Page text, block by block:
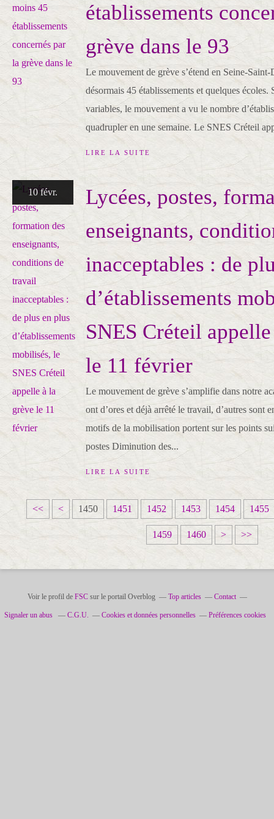
établissements
grève dans le 93
Le mouvement de grève s’étend en Seine-
désormais 45 établissements et quelques écoles.
variables, le mouvement a vu le nombre
quadrupler en une semaine. Le SNES Créteil
LIRE LA SUITE
10 févr.
Lycées, postes,
enseignants,
inacceptables : de
d’établissements
SNES Créteil
le 11 février
Le mouvement de grève s’amplifie dans notre
ont d’ores et déjà arrêté le travail, d’autres sont
motifs de la mobilisation portent sur les points
postes Diminution des...
LIRE LA SUITE
<< <
111111450 1451 1452 1453 1454 1455
1459 1460
1
7
> >>
Voir le profil de FSCsur le portail Overblog Top articles Contact
Signaler un abus C.G.U. Cookies et données personnelles Préférences cookies